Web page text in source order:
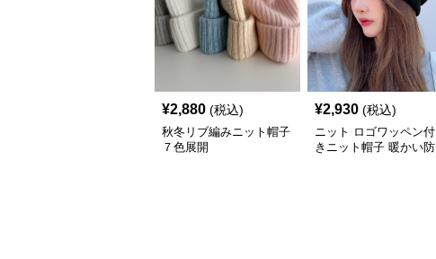
¥2,880 (税込)
秋冬リブ編みニット帽子
７色展開
¥2,930 (税込)
ニット ロゴワッペン付
きニット帽子 暖かい防